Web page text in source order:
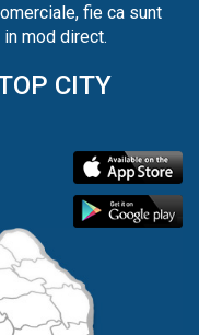
fie ca sunt
mod direct.
CITY